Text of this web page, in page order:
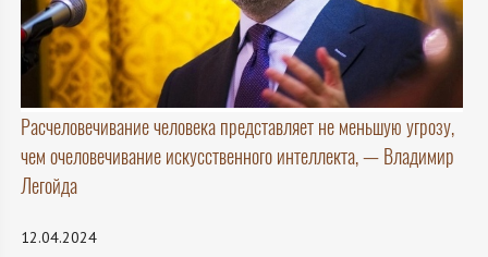
Расчеловечивание человека представляет не меньшую угрозу,
чем очеловечивание искусственного интеллекта, — Владимир
Легойда
12.04.2024